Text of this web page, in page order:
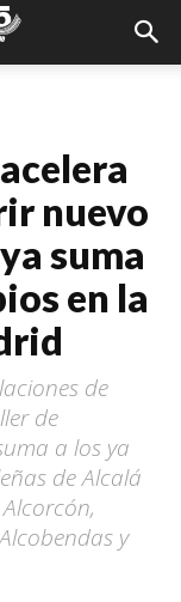
nuevo
suma
en la
de
de
a los ya
de Alcalá
y